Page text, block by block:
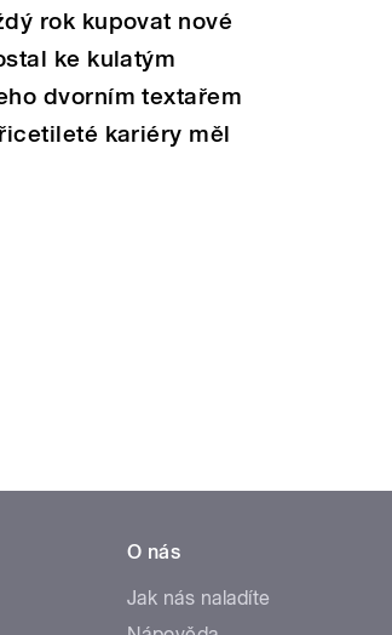
rok kupovat nové
ke kulatým
dvorním textařem
kariéry měl
O nás
Jak nás naladíte